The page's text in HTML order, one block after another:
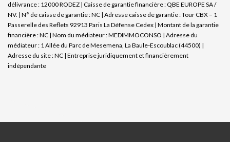
délivrance : 12000 RODEZ | Caisse de garantie financière : QBE EUROPE SA /
NV. | N° de caisse de garantie : NC | Adresse caisse de garantie : Tour CBX – 1
Passerelle des Reflets 92913 Paris La Défense Cedex | Montant de la garantie
financière : NC | Nom du médiateur : MEDIMMOCONSO | Adresse du
médiateur : 1 Allée du Parc de Mesemena, La Baule-Escoublac (44500) |
Adresse du site : NC | Entreprise juridiquement et financièrement
indépendante